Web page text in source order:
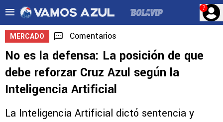
?
MERCADO Comentarios
No es la defensa: La posición de que
debe reforzar Cruz Azul según la
Inteligencia Artificial
La Inteligencia Artificial dictó sentencia y